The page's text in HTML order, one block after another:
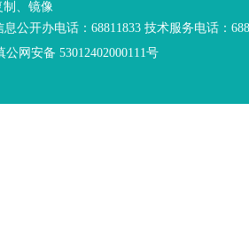
制、镜像
公开办电话：68811833 技术服务电话：
公网安备 53012402000111号